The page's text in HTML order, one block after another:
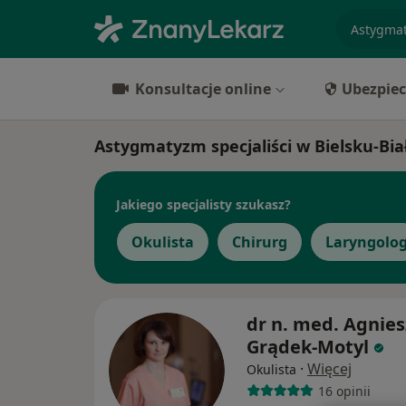
Konsultacje online
Astygmatyzm specjaliści w Bielsku-
Jakiego specjalisty szukasz?
Okulista Chirurg
dr n. med.
Grądek-Motyl
Okulista · Więcej
16 opinii